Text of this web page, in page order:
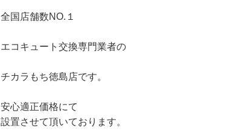
全国店舗数NO.１
エコキュート交換専門業者の
チカラもち徳島店です。
安心適正価格にて
設置させて頂いております。